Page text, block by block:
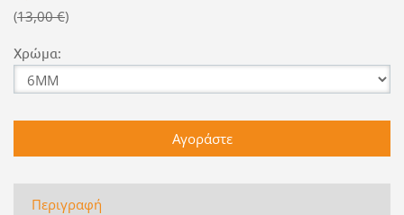
13,00 €
Χρώμα:
Περιγραφή